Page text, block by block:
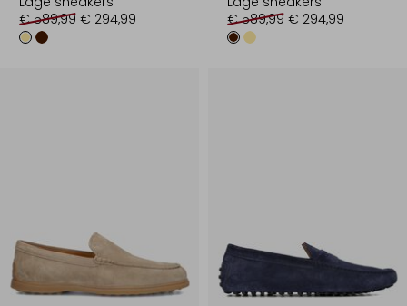
€ 589,99 € 294,99
€ 589,99 € 294,99